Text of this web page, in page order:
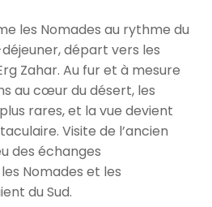
les Nomades au rythme du
départ vers les
Zahar. Au fur et à mesure
au cœur du désert, les
rares, et la vue devient
Visite de l’ancien
des échanges
Nomades et les
du Sud.